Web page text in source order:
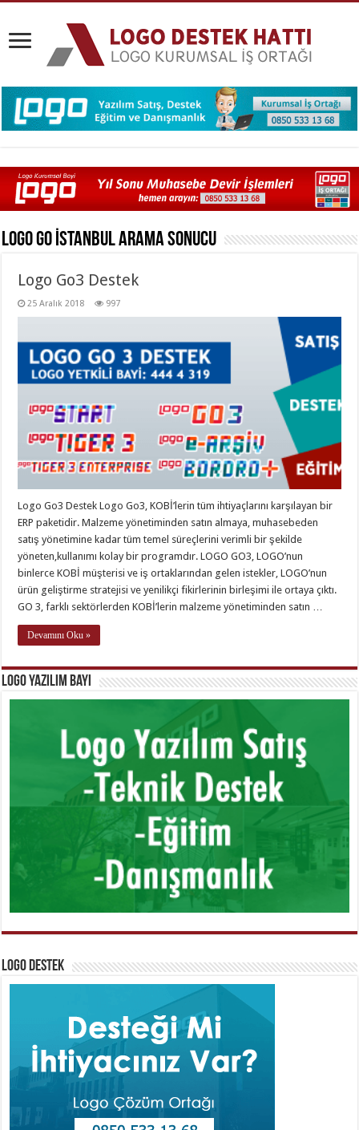
Logo Go İstanbulArama Sonucu
Logo Go3 Destek
25 Aralık 2018 997
Logo Go3 Destek Logo Go3, KOBİ’lerin tüm ihtiyaçlarını karşılayan bir
ERP paketidir. Malzeme yönetiminden satın almaya, muhasebeden
satış yönetimine kadar tüm temel süreçlerini verimli bir şekilde
yöneten,kullanımı kolay bir programdır. LOGO GO3, LOGO’nun
binlerce KOBİ müşterisi ve iş ortaklarından gelen istekler, LOGO’nun
ürün geliştirme stratejisi ve yenilikçi fikirlerinin birleşimi ile ortaya çıktı.
GO 3, farklı sektörlerden KOBİ’lerin malzeme yönetiminden satın …
Devamını Oku »
Logo Yazılım Bayi
Logo Destek